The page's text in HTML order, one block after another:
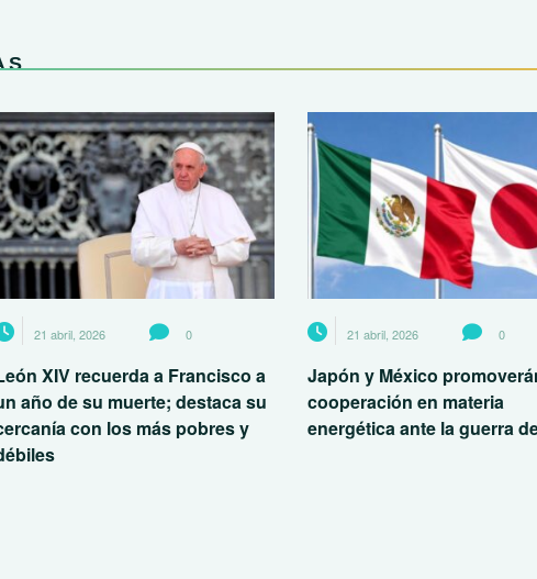
21 abril, 2026 0
XIV recuerda a Francisco a
año de su muerte; destaca su
con los más pobres y
21 abril, 2026 0
Japón y México
cooperación en materia
energética ante la guerra